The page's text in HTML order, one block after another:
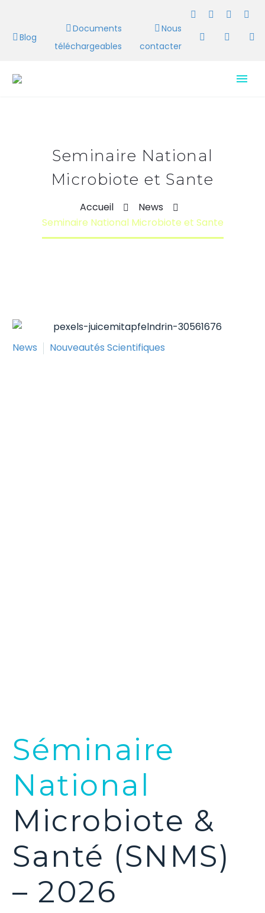
Blog
Documents
téléchargeables
Nous
contacter
Seminaire National
Microbiote et Sante
Accueil
News
Seminaire National Microbiote et Sante
News Nouveautés Scientifiques
Séminaire
National
Microbiote &
Santé (SNMS)
– 2026